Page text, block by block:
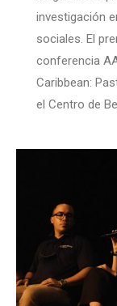
investigación
sociales. El
conferencia
Caribbean:
el Centro de